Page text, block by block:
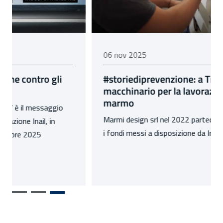
#storiediprevenzione: a Tivoli un nuovo
macchinario per la lavorazione del
marmo
Marmi design srl nel 2022 partecipa al bando Isi, con
i fondi messi a disposizione da Inail